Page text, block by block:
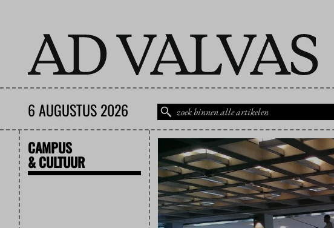
6 AUGUSTUS 2026
CAMPUS
& CULTUUR